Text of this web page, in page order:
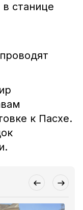
станице
к Пасхе.